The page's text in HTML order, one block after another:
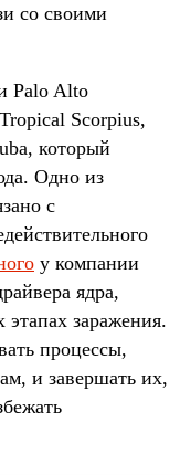
со своими
Palo Alto
Scorpius,
который
Одно из
с
у компании
ядра,
этапах заражения.
процессы,
и завершать их,